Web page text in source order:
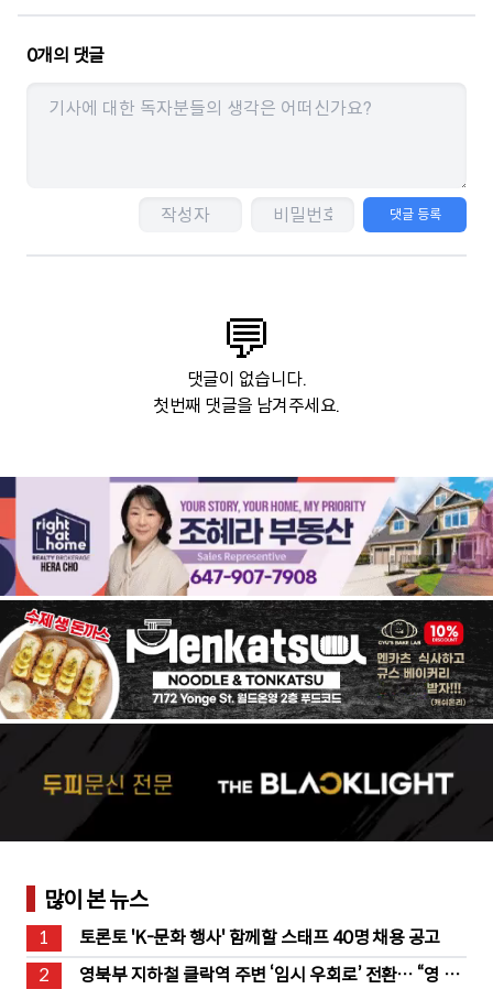
0개의 댓글
댓글 등록
💬
댓글이 없습니다.
첫번째 댓글을 남겨주세요.
많이 본 뉴스
1
토론토 'K-문화 행사' 함께할 스태프 40명 채용 공고
2
영북부 지하철 클락역 주변 ‘임시 우회로’ 전환… “영 스